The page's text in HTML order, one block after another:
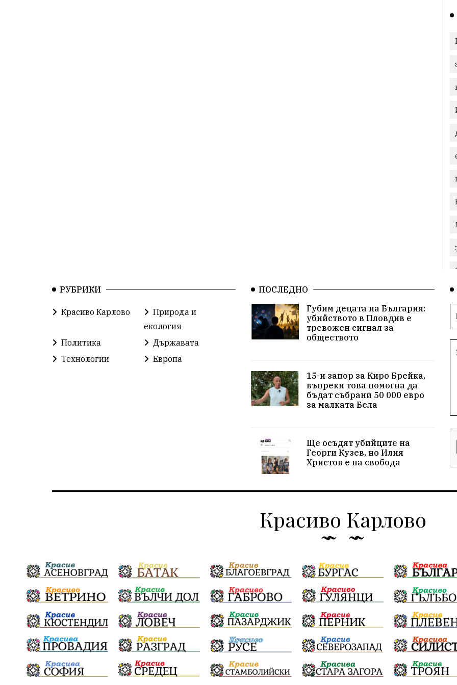
РУБРИКИ
Красиво Карлово
Природа и
екология
Политика
Държавата
Технологии
Европа
ПОСЛЕДНО
Губим децата на България:
убийството в Пловдив е
тревожен сигнал за
обществото
15-и запор за Киро Брейка,
въпреки това помогна да
бъдат събрани 50 000 евро
за малката Бела
Ще осъдят убийците на
Георги Кузев, но Илия
Христов е на свобода
Красиво Карлово